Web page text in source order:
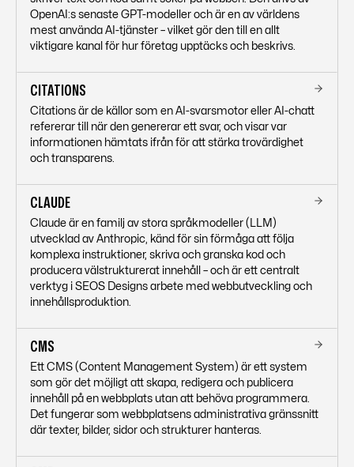
OpenAI:s senaste GPT-modeller och är en av världens
mest använda AI-tjänster – vilket gör den till en allt
viktigare kanal för hur företag upptäcks och beskrivs.
CITATIONS
Citations är de källor som en AI-svarsmotor eller AI-chatt
refererar till när den genererar ett svar, och visar var
informationen hämtats ifrån för att stärka trovärdighet
och transparens.
CLAUDE
Claude är en familj av stora språkmodeller (LLM)
utvecklad av Anthropic, känd för sin förmåga att följa
komplexa instruktioner, skriva och granska kod och
producera välstrukturerat innehåll – och är ett centralt
verktyg i SEOS Designs arbete med webbutveckling och
innehållsproduktion.
CMS
Ett CMS (Content Management System) är ett system
som gör det möjligt att skapa, redigera och publicera
innehåll på en webbplats utan att behöva programmera.
Det fungerar som webbplatsens administrativa gränssnitt
där texter, bilder, sidor och strukturer hanteras.